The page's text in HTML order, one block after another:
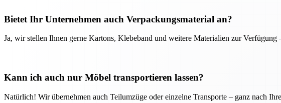
Bietet Ihr Unternehmen auch Verpackungsmaterial an?
Ja, wir stellen Ihnen gerne Kartons, Klebeband und weitere Materialien zur
Kann ich auch nur Möbel transportieren lassen?
Natürlich! Wir übernehmen auch Teilumzüge oder einzelne Transporte – ganz nach